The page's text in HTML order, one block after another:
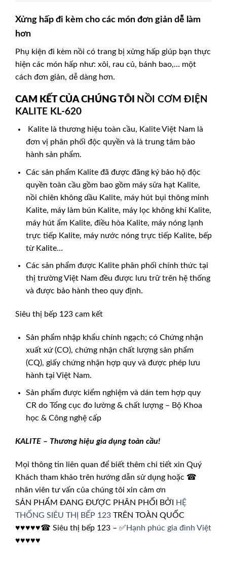
Xửng hấp đi kèm cho các món đơn giản dễ làm
hơn
Phụ kiện đi kèm nồi có trang bị xửng hấp giúp bạn thực
hiện các món hấp như: xôi, rau củ, bánh bao,… một
cách đơn giản, dễ dàng hơn.
CAM KẾT CỦA CHÚNG TÔI
NỒI CƠM ĐIỆN
KALITE KL-620
Kalite là thương hiệu toàn cầu, Kalite Việt Nam là
đơn vị phân phối độc quyền và là trung tâm bảo
hành sản phẩm.
Các sản phẩm Kalite đã được đăng ký bảo hộ độc
quyền toàn cầu gồm bao gồm máy sữa hạt Kalite,
nồi chiên không dầu Kalite, máy hút bụi thông minh
Kalite, máy làm bún Kalite, máy lọc không khí Kalite,
máy hút ẩm Kalite, điều hòa Kalite, máy nóng lạnh
trực tiếp Kalite, máy nước nóng trực tiếp Kalite, bếp
từ Kalite…
Các sản phẩm được Kalite phân phối chính thức tại
thị trường Việt Nam đều được lưu trữ trên hệ thống
và được bảo hành theo quy định.
Siêu thị bếp 123 cam kết
Sản phẩm nhập khẩu chính ngạch; có Chứng nhận
xuất xứ (CO), chứng nhận chất lượng sản phẩm
(CQ), giấy chứng nhận hợp quy và được phép lưu
hành tại Việt Nam.
Sản phẩm được kiểm nghiệm và dán tem hợp quy
CR do Tổng cục đo lường & chất lượng – Bộ Khoa
học & Công nghệ cấp
KALITE – Thương hiệu gia dụng toàn cầu!
Mọi thông tin liên quan để biết thêm chi tiết xin Quý
Khách tham khảo trên hướng dẫn sử dụng hoặc ☎
nhân viên tư vấn của chúng tôi xin cảm ơn
SẢN PHẨM ĐANG ĐƯỢC PHÂN PHỐI BỞI
HỆ
THỐNG SIÊU THỊ BẾP 123 TRÊN TOÀN QUỐC
♥♥♥♥♥☎ Siêu thị bếp 123 – ✅ Hạnh phúc gia đình Việt
♥♥♥♥♥